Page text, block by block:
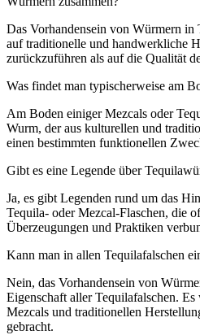
Das Vorhandensein von Würmern in
auf traditionelle und handwerkliche
zurückzuführen als auf die Qualität
Was findet man typischerweise am
Am Boden einiger Mezcals oder
Wurm, der aus kulturellen und
einen bestimmten funktionellen
Gibt es eine Legende über
Ja, es gibt Legenden rund um das
Tequila- oder Mezcal-Flaschen, die
Überzeugungen und Praktiken
Kann man in allen Tequilafalschen
Nein, das Vorhandensein von
Eigenschaft aller Tequilafalschen.
Mezcals und traditionellen
gebracht.